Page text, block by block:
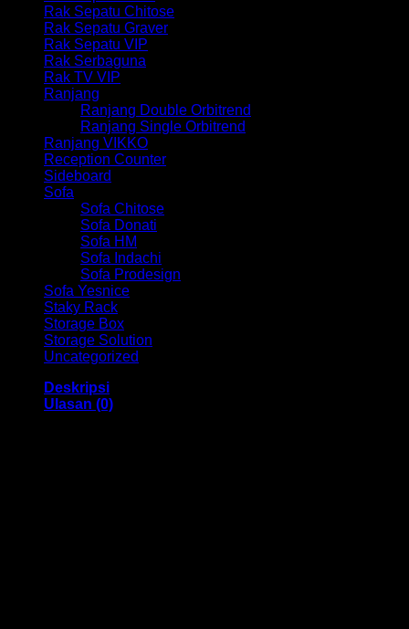
Rak Sepatu Chitose
Rak Sepatu Graver
Rak Sepatu VIP
Rak Serbaguna
Rak TV VIP
Ranjang
Ranjang Double Orbitrend
Ranjang Single Orbitrend
Ranjang VIKKO
Reception Counter
Sideboard
Sofa
Sofa Chitose
Sofa Donati
Sofa HM
Sofa Indachi
Sofa Prodesign
Sofa Yesnice
Staky Rack
Storage Box
Storage Solution
Uncategorized
Deskripsi
Ulasan (0)